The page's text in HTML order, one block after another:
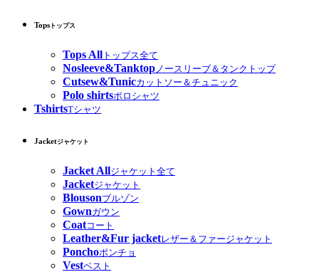
Tops トップス
Tops All トップス全て
Nosleeve&Tanktop ノースリーブ＆タンクトップ
Cutsew&Tunicカットソー＆チュニック
Polo shirtsポロシャツ
TshirtsTシャツ
Jacketジャケット
Jacket Allジャケット全て
Jacketジャケット
Blousonブルゾン
Gownガウン
Coatコート
Leather&Fur jacketレザー＆ファージャケット
Ponchoポンチョ
Vestベスト